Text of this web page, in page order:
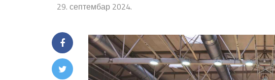
29. септембар 2024.